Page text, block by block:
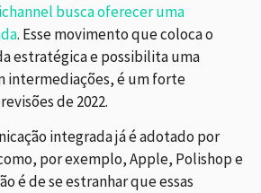
busca oferecer uma
. Esse movimento que coloca o
estratégica e possibilita uma
intermediações, é um forte
de 2022.
integrada já é adotado por
por exemplo, Apple, Polishop e
é de se estranhar que essas